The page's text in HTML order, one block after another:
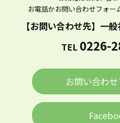
お電話かお問い合わせフォー
【お問い合わせ先】 一
TEL 0226-
お問い合わ